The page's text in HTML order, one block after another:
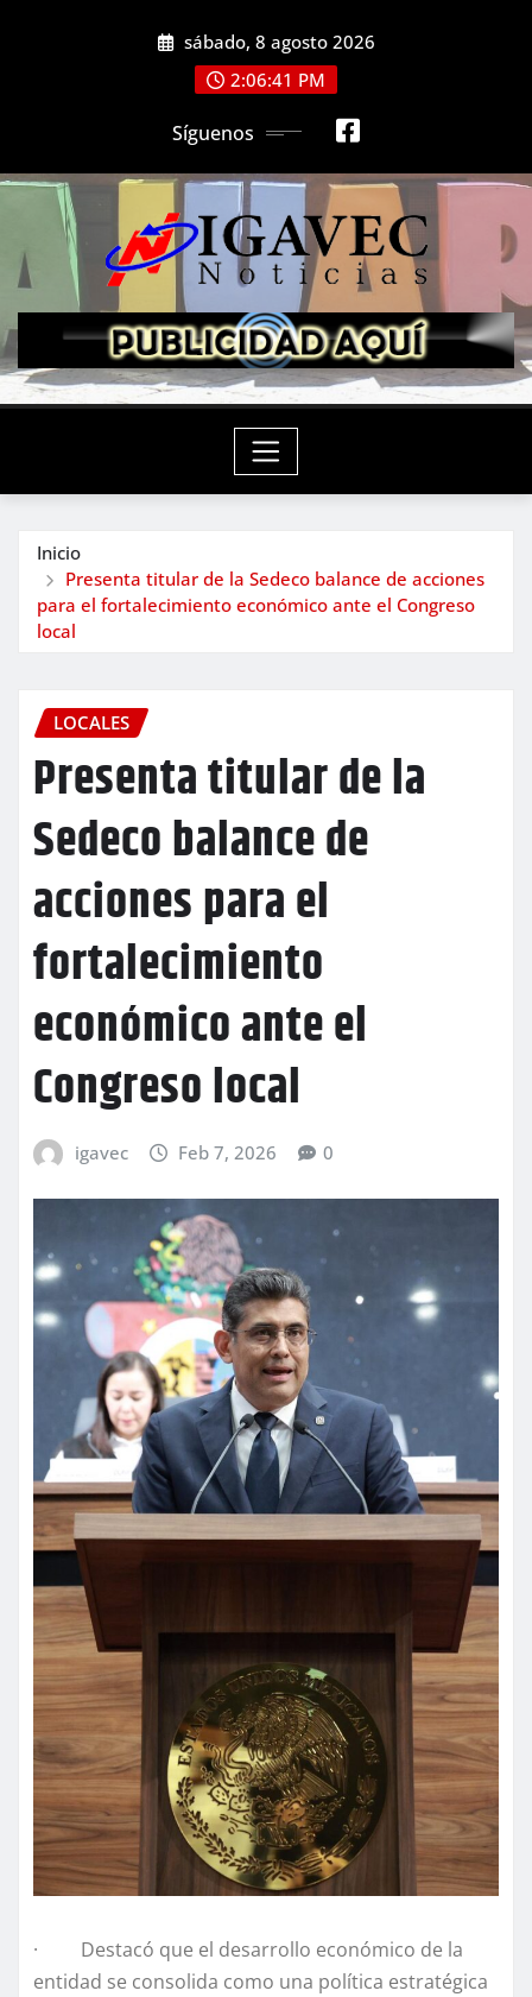
sábado, 8 agosto 2026
2:06:43 PM
Síguenos
Inicio
Presenta titular de la Sedeco balance de acciones
para el fortalecimiento económico ante el Congreso
local
LOCALES
Presenta titular de la
Sedeco balance de
acciones para el
fortalecimiento
económico ante el
Congreso local
igavec Feb 7, 2026 0
· Destacó que el desarrollo económico de la
entidad se consolida como una política estratégica